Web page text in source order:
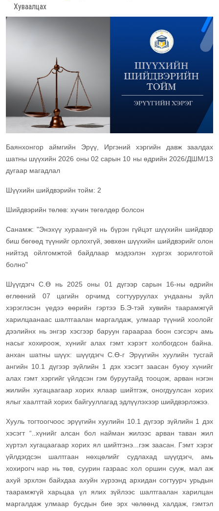
Хуваалцах
Баянхонгор аймгийн Эрүү, Иргэний хэргийн давж заалдах
шатны шүүхийн 2026 оны 02 сарын 10 ны өдрийн 2026/ДШМ/13
дугаар магадлал
Шүүхийн шийдвэрийн тойм: 2
Шийдвэрийн төлөв: хүчин төгөлдөр болсон
Санамж: "Энэхүү хураангуй нь бүрэн гүйцэт шүүхийн шийдвэр
биш бөгөөд түүнийг орлохгүй, зөвхөн шүүхийн шийдвэрийг олон
нийтэд ойлгомжтой байдлаар мэдээлэн хүргэх зорилготой
болно"
Шүүгдэгч С.Ө нь 2025 оны 01 дүгээр сарын 16-ны өдрийн
өглөөний 07 цагийн орчимд согтууруулах ундааны зүйл
хэрэглэсэн үедээ өөрийн гэртээ Б.Э-тэй хувийн таарамжгүй
харилцаанаас шалтгаалан маргалдаж, улмаар түүний хоолойг
дээлийнх нь энгэр хэсгээр баруун гараараа боон сэгсэрч амь
насыг хохироож, хүнийг алах гэмт хэрэгт холбогдсон байна.
анхан шатны шүүх: шүүгдэгч С.Ө-г Эрүүгийн хуулийн тусгай
ангийн 10.1 дүгээр зүйлийн 1 дэх хэсэгт заасан буюу хүнийг
алах гэмт хэргийг үйлдсэн гэм буруутайд тооцож, арван нэгэн
жилийн хугацаагаар хорих ялаар шийтгэж, оногдуулсан хорих
ялыг хаалттай хорих байгууллагад эдлүүлэхээр шийдвэрлэжээ.
Хууль тогтоогчоос эрүүгийн хуулийн 10.1 дүгээр зүйлийн 1 дэх
хэсэгт “..хүнийг алсан бол найман жилээс арван таван жил
хүртэл хугацаагаар хорих ял шийтгэнэ...гэж заасан. Гэмт хэрэг
үйлдэгдсэн шалтгаан нөхцөлийг судлахад шүүгдэгч, амь
хохирогч нар нь төв, суурин газраас хол оршин сууж, мал аж
ахуй эрхлэн байхдаа ахуйн хүрээнд архидан согтуурч урьдын
таарамжгүй харьцаа үл ялих зүйлээс шалтгаалан харилцан
маргалдаж улмаар бусдын бие эрх чөлөөнд халдаж, гэмтэл